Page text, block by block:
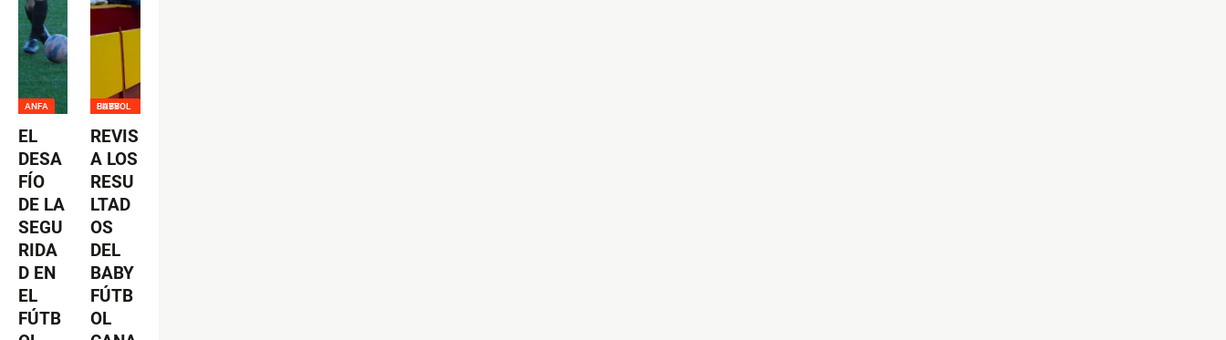
ANFA
EL
DESA
FÍO
DE LA
SEGU
RIDA
D EN
EL
FÚTB
BABY FUTBOL
REVIS
A LOS
RESU
LTAD
OS
DEL
BABY
FÚTB
OL